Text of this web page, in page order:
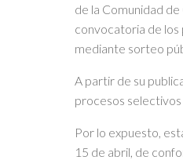
de la Comunidad
convocatoria de los
mediante sorteo
A partir de su
procesos selectivos
Por lo expuesto,
15 de abril, de